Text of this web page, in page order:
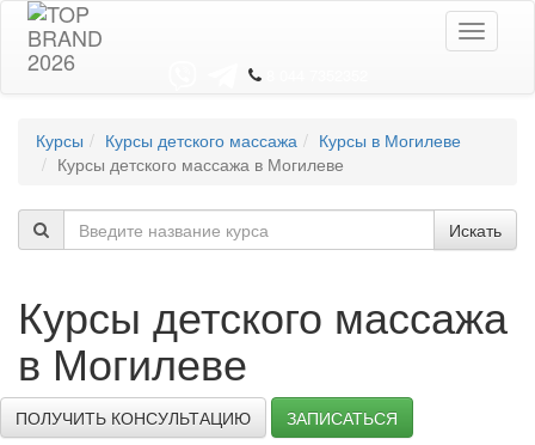
Toggle
Курсы Курсы детского массажа
Курсы в Могилеве
Курсы детского массажа в Могилеве
Искать
Курсы детского массажа
в Могилеве
ПОЛУЧИТЬ КОНСУЛЬТАЦИЮ
ЗАПИСАТЬСЯ